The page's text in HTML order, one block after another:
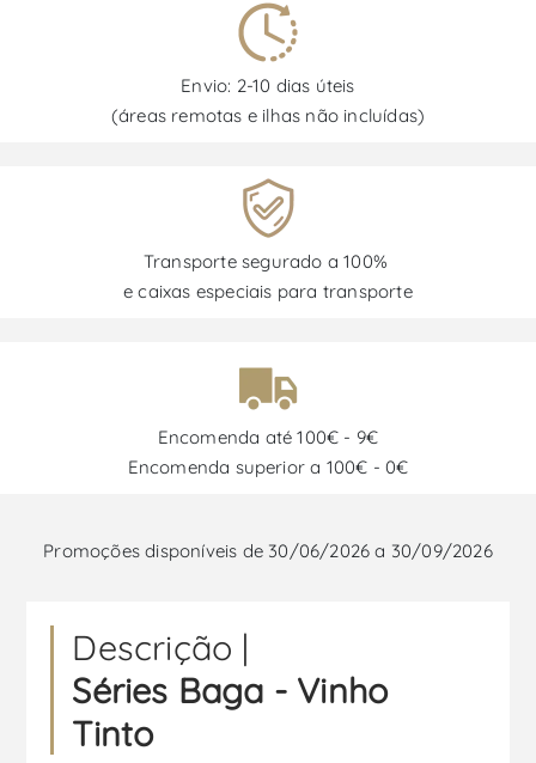
Envio: 2-10 dias úteis
(áreas remotas e ilhas não incluídas)
Transporte segurado a 100%
e caixas especiais para transporte
Encomenda até 100€ - 9€
Encomenda superior a 100€ - 0€
Promoções disponíveis de 30/06/2026 a 30/09/2026
Descrição |
Séries Baga - Vinho
Tinto